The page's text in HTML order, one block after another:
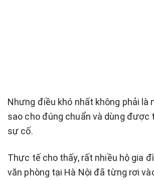
Nhưng điều khó nhất không phải là
sao cho đúng chuẩn và dùng được
sự cố.
Thực tế cho thấy, rất nhiều hộ gia
văn phòng tại Hà Nội đã từng rơi